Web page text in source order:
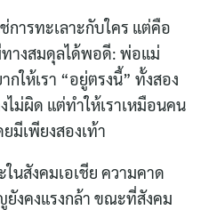
การทะเลาะกับใคร แต่คือ
ทางสมดุลได้พอดี: พ่อแม่
กให้เรา “อยู่ตรงนี้” ทั้งสอง
ไม่ผิด แต่ทำให้เราเหมือนคน
มีเพียงสองเท้า
นสังคมเอเชีย ความคาด
งคงแรงกล้า ขณะที่สังคม